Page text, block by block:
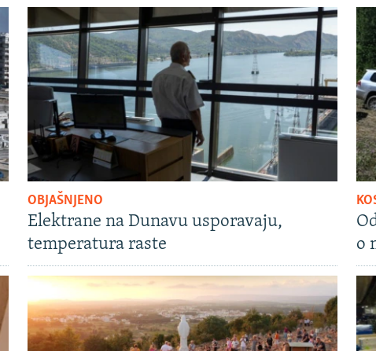
OBJAŠNJENO
Elektrane na Dunavu usporavaju,
temperatura raste
o